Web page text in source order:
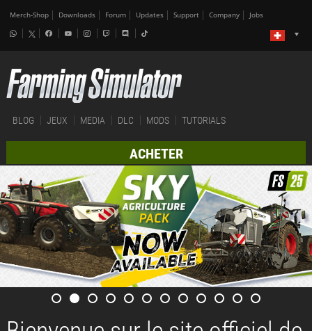
Merch-Shop Downloads Forum Updates Support Company Jobs
BLOG JEUX MEDIA DLC MODS TUTORIALS
ACHETER